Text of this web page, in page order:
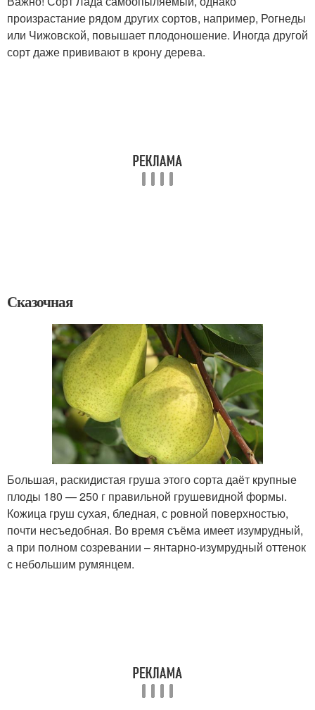
произрастание рядом других сортов, например, Рогнеды
или Чижовской, повышает плодоношение. Иногда другой
сорт даже прививают в крону дерева.
Сказочная
Большая, раскидистая груша этого сорта даёт крупные
плоды 180 — 250 г правильной грушевидной формы.
Кожица груш сухая, бледная, с ровной поверхностью,
почти несъедобная. Во время съёма имеет изумрудный,
а при полном созревании – янтарно-изумрудный оттенок
с небольшим румянцем.